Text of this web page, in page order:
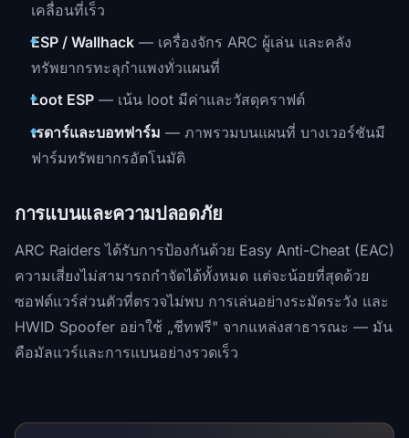
เคลื่อนที่เร็ว
ESP / Wallhack — เครื่องจักร ARC ผู้เล่น และคลัง
ทรัพยากรทะลุกำแพงทั่วแผนที่
Loot ESP — เน้น loot มีค่าและวัสดุคราฟต์
เรดาร์และบอทฟาร์ม — ภาพรวมบนแผนที่ บางเวอร์ชันมี
ฟาร์มทรัพยากรอัตโนมัติ
การแบนและความปลอดภัย
ARC Raiders ได้รับการป้องกันด้วย Easy Anti-Cheat (EAC)
ความเสี่ยงไม่สามารถกำจัดได้ทั้งหมด แต่จะน้อยที่สุดด้วย
ซอฟต์แวร์ส่วนตัวที่ตรวจไม่พบ การเล่นอย่างระมัดระวัง และ
HWID Spoofer อย่าใช้ „ชีทฟรี" จากแหล่งสาธารณะ — มัน
คือมัลแวร์และการแบนอย่างรวดเร็ว